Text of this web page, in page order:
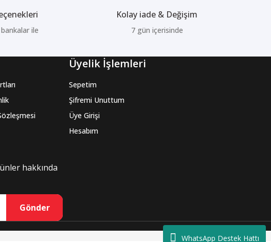
WhatsApp Destek Hattı
ile
Kolay iade & Değişim
7 gün içerisinde
Üyelik İşlemleri
Sepetim
Şifremi Unuttum
Üye Girişi
Hesabım
hakkında
Gönder